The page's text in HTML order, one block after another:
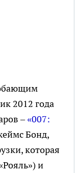
2012 года
–«007:
Бонд,
которая
и